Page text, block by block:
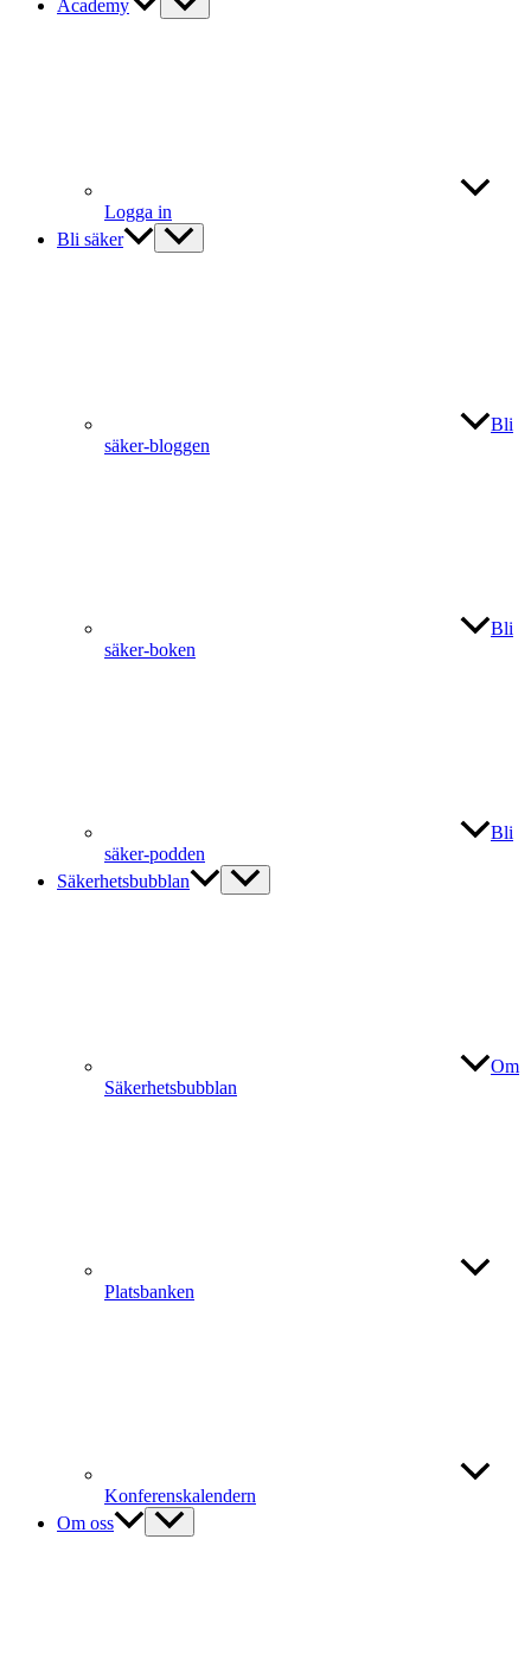
Academy
Logga in
Bli säker
Bli
säker-bloggen
Bli
säker-boken
Bli
säker-podden
Säkerhetsbubblan
Om
Säkerhetsbubblan
Platsbanken
Konferenskalendern
Om oss